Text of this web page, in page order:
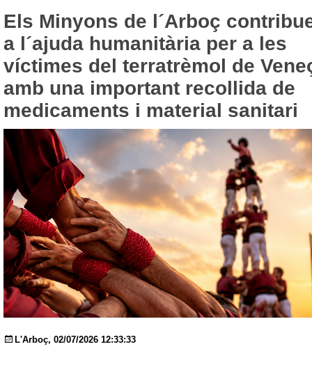
Els Minyons de l´Arboç
a l´ajuda humanitària per a les
víctimes del terratrèmol de
amb una important recollida de
medicaments i material sanitari
L'Arboç, 02/07/2026 12:33:33